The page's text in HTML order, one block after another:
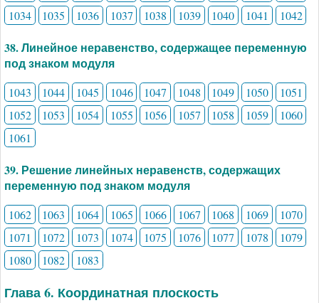
1034
1035 1036 1037 1038 1039 1040 1041 1042
38. Линейное неравенство, содержащее переменную
под знаком модуля
1043 1044 1045 1046 1047 1048 1049 1050
1051
1052
1053 1054 1055 1056 1057 1058 1059
1060
1061
39. Решение линейных неравенств, содержащих
переменную под знаком модуля
1062 1063 1064 1065 1066 1067 1068 1069
1070
1071
1072 1073 1074 1075 1076 1077 1078
1079
1080
1082 1083
Глава 6. Координатная плоскость